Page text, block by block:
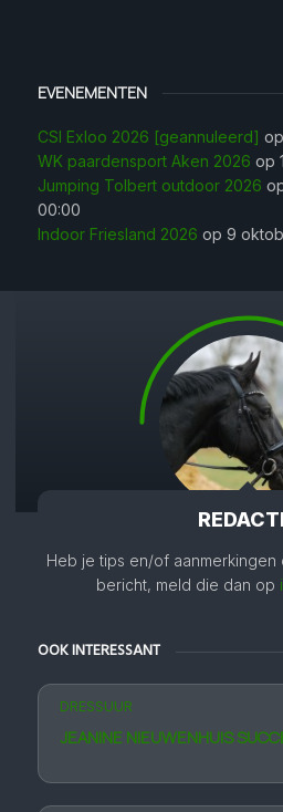
Heb je tips en/of
bericht, meld die dan op
OOK INTERESSANT
DRESSUUR
JEANINE NIEUWENHUIS
EVENEMENTEN
CSI Exloo 2026 [geannuleerd]
WK paardensport Aken 2026 op
Jumping Tolbert outdoor 2026
00:00
Indoor Friesland 2026 op 9